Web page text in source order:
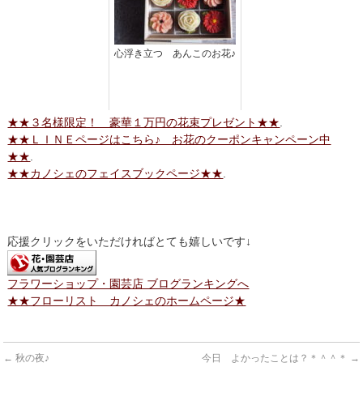
心浮き立つ あんこのお花♪
★★３名様限定！ 豪華１万円の花束プレゼント★★.
★★ＬＩＮＥページはこちら♪ お花のクーポンキャンペーン中
★★.
★★カノシェのフェイスブックページ★★.
応援クリックをいただければとても嬉しいです↓
フラワーショップ・園芸店 ブログランキングへ
★★フローリスト カノシェのホームページ★
← 秋の夜♪ 今日 よかったことは？＊＾＾＊ →